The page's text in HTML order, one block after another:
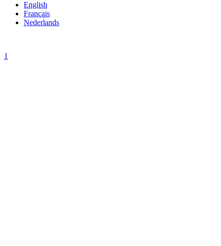
English
Français
Nederlands
1